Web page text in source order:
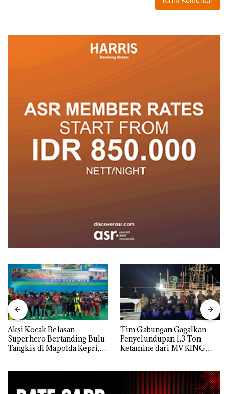
Aksi Kocak Belasan
Superhero Bertanding Bulu
Tangkis di Mapolda Kepri,
Tim Gabungan Gagalkan
Penyelundupan 1,3 Ton
Ketamine dari MV KING